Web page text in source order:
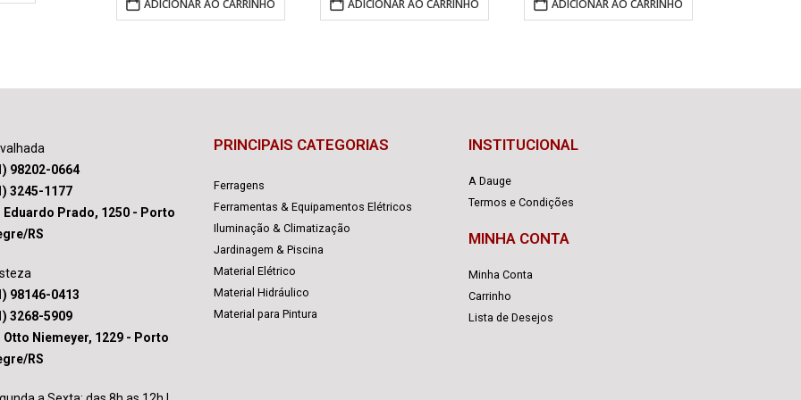
ADICIONAR AO CARRINHO ADICIONAR AO CARRINHO ADICIONAR AO CARRINHO
98202-0664
3245-1177
Eduardo Prado, 1250 - Porto
RS
98146-0413
3268-5909
Otto Niemeyer, 1229 - Porto
RS
PRINCIPAIS CATEGORIAS
Ferragens
Ferramentas & Equipamentos Elétricos
Iluminação & Climatização
Jardinagem & Piscina
Material Elétrico
Material Hidráulico
Material para Pintura
INSTITUCIONAL
A Dauge
Termos e Condições
MINHA CONTA
Minha Conta
Carrinho
Lista de Desejos